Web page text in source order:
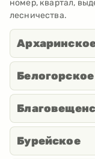
номер, квартал,
лесничества.
Белогорское
Бурейское